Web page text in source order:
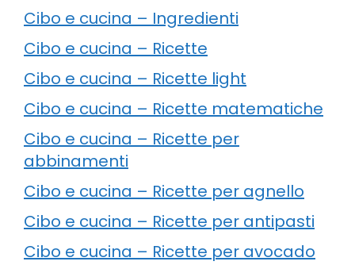
Cibo e cucina – Ingredienti
Cibo e cucina – Ricette
Cibo e cucina – Ricette light
Cibo e cucina – Ricette matematiche
Cibo e cucina – Ricette per
abbinamenti
Cibo e cucina – Ricette per agnello
Cibo e cucina – Ricette per antipasti
Cibo e cucina – Ricette per avocado